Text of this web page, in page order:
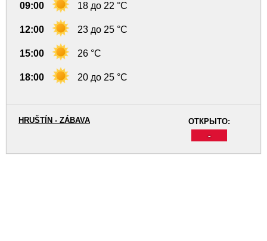
09:00 18 до 22 °C
12:00 23 до 25 °C
15:00 26 °C
18:00 20 до 25 °C
ОТКРЫТО:
-
HRUŠTÍN - ZÁBAVA